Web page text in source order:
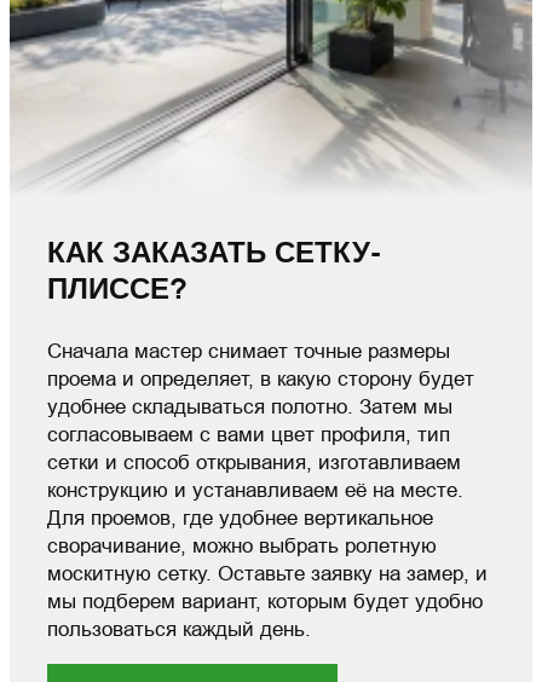
КАК ЗАКАЗАТЬ СЕТКУ-
ПЛИССЕ?
Сначала мастер снимает точные размеры
проема и определяет, в какую сторону будет
удобнее складываться полотно. Затем мы
согласовываем с вами цвет профиля, тип
сетки и способ открывания, изготавливаем
конструкцию и устанавливаем её на месте.
Для проемов, где удобнее вертикальное
сворачивание, можно выбрать ролетную
москитную сетку. Оставьте заявку на замер, и
мы подберем вариант, которым будет удобно
пользоваться каждый день.